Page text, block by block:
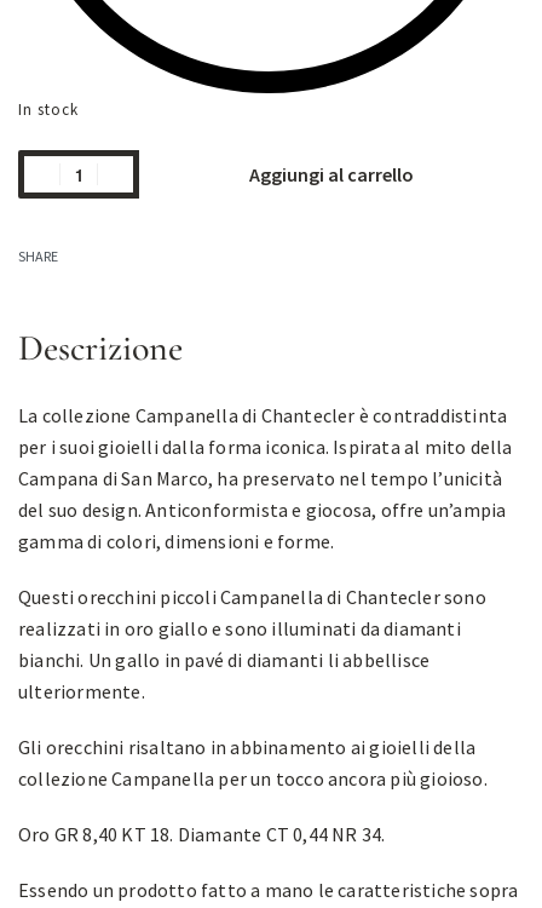
In stock
Aggiungi al carrello
SHARE
Descrizione
La collezione Campanella di Chantecler è contraddistinta
per i suoi gioielli dalla forma iconica. Ispirata al mito della
Campana di San Marco, ha preservato nel tempo l’unicità
del suo design. Anticonformista e giocosa, offre un’ampia
gamma di colori, dimensioni e forme.
Questi orecchini piccoli Campanella di Chantecler sono
realizzati in oro giallo e sono illuminati da diamanti
bianchi. Un gallo in pavé di diamanti li abbellisce
ulteriormente.
Gli orecchini risaltano in abbinamento ai gioielli della
collezione Campanella per un tocco ancora più gioioso.
Oro GR 8,40 KT 18. Diamante CT 0,44 NR 34.
Essendo un prodotto fatto a mano le caratteristiche sopra